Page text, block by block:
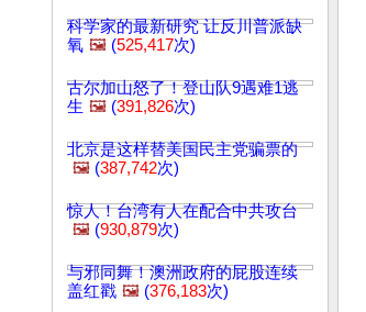
科学家的最新研究 让反川普派缺
氧 🖼️ (525,417次)
古尔加山怒了！登山队9遇难1逃
生 🖼️ (391,826次)
北京是这样替美国民主党骗票的
🖼️ (387,742次)
惊人！台湾有人在配合中共攻台
🖼️ (930,879次)
与邪同舞！澳洲政府的屁股连续
盖红戳 🖼️ (376,183次)